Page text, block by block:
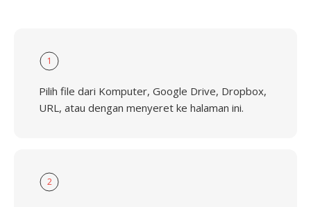
1
Pilih file dari Komputer, Google Drive, Dropbox,
URL, atau dengan menyeret ke halaman ini.
2